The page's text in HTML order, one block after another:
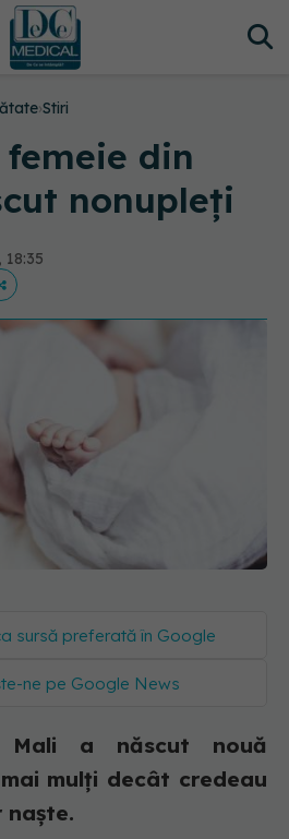
›Stiri
femeie din
nonupleţi
sursă preferată în Google
ne pe Google News
a născut nouă
mulți decât credeau
naște.